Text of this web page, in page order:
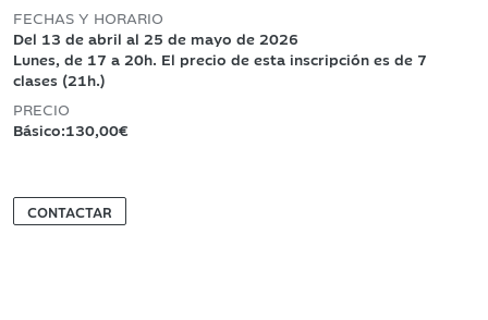
FECHAS Y HORARIO
Del 13 de abril al 25 de mayo de 2026
Lunes, de 17 a 20h. El precio de esta inscripción es de 7
clases (21h.)
PRECIO
Básico:130,00€
CONTACTAR